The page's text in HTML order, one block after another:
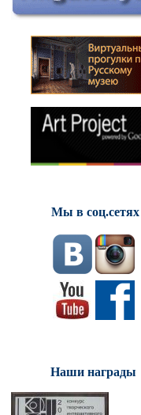
Мы в соц.сетях
Наши награды